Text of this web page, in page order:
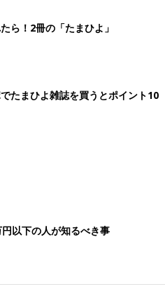
、カメラが取り付けられた“OSAKA-Nシ
会システムを稼働してスタッフ
ら！2冊の「たまひよ」
たまひよ雑誌を買うとポイント10
以下の人が知るべき事